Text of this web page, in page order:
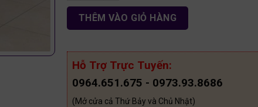
THÊM VÀO GIỎ HÀNG
Hỗ Trợ Trực Tuyến:
0964.651.675 - 0973.93.8686
(Mở cửa cả Thứ Bảy và Chủ Nhật)